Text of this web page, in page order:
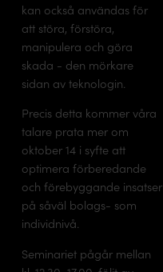
kan också användas för
att störa, förstöra,
manipulera och göra
skada - den mörkare
sidan av teknologin.
Precis detta kommer våra
talare prata mer om
oktober 14 i syfte att
optimera förberedande
och förebyggande insatser
på såväl bolags- som
individnivå.
Seminariet pågår mellan